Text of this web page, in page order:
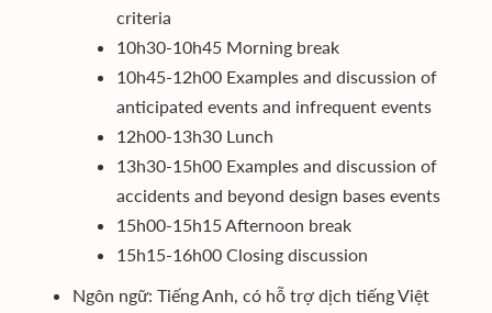
criteria
10h30-10h45 Morning break
10h45-12h00 Examples and discussion of
anticipated events and infrequent events
12h00-13h30 Lunch
13h30-15h00 Examples and discussion of
accidents and beyond design bases events
15h00-15h15 Afternoon break
15h15-16h00 Closing discussion
Ngôn ngữ: Tiếng Anh, có hỗ trợ dịch tiếng Việt